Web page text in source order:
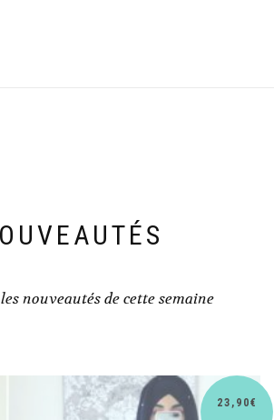
nouveautés de cette semaine
30,90€